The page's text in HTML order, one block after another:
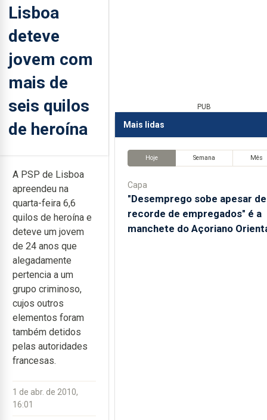
Lisboa
deteve
jovem com
mais de
seis quilos
de heroína
A PSP de Lisboa
apreendeu na
quarta-feira 6,6
quilos de heroína e
deteve um jovem
de 24 anos que
alegadamente
pertencia a um
grupo criminoso,
cujos outros
elementos foram
também detidos
pelas autoridades
francesas.
1 de abr. de 2010,
16:01
PUB
Mais lidas
Hoje Semana Mês
Capa
"Desemprego sobe apesar de
recorde de empregados" é a
manchete do Açoriano